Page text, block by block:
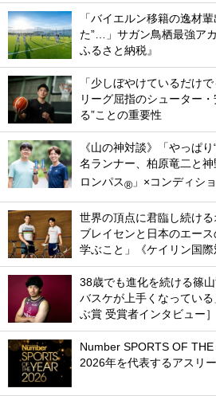
「バイエルン移籍の逸材
た”…」サガン鳥栖最強ア
ふるさと納税』
「少しぼやけているだけ
リーグ屈指のシューター
る”ことの重要性
《山の神対談》「やっぱ
名ランナー、柏原竜二と
ロンパス® 」×コンディシ
世界の頂点に君臨し続け
ブレイセンと日本のエー
学ぶこと」《ケイリン国際
38歳でも進化を続ける篠
バスケが上手くなってい
ぶ賞 受賞者インタビュー］
Number SPORTS OF THE
2026年を代表するアスリ